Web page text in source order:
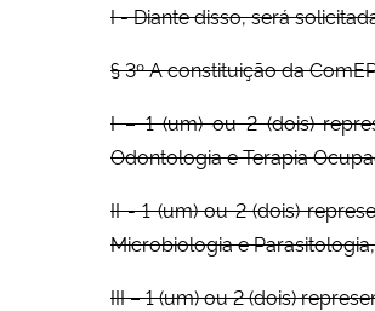
I - Diante disso, será
§ 3º A constituição da
I – 1 (um) ou 2 (dois)
Odontologia e Terapia
II - 1 (um) ou 2 (dois)
Microbiologia e
III – 1 (um) ou 2 (dois)